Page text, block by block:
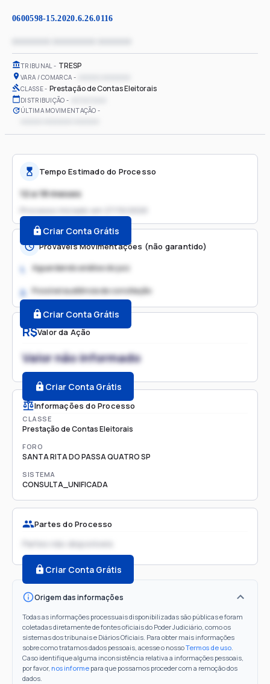
0600598-15.2020.6.26.0116
TRIBUNAL TRESP
VARA / COMARCA
CLASSE Prestação de Contas Eleitorais
DISTRIBUIÇÃO
ÚLTIMA MOVIMENTAÇÃO
R$Valor da Ação
Valor não informado
Criar Conta Grátis
Informações do Processo
CLASSE
Prestação de Contas Eleitorais
FORO
SANTA RITA DO PASSA QUATRO SP
SISTEMA
CONSULTA_UNIFICADA
Partes do Processo
Partes não disponíveis
Criar Conta Grátis
Origem das informações
Todas as informações processuais disponibilizadas são públicas e foram
coletadas diretamente de fontes oficiais do Poder Judiciário, como os
sistemas dos tribunais e Diários Oficiais. Para obter mais informações
sobre como tratamos dados pessoais, acesse o nossoTermos de uso.
Caso identifique alguma inconsistência relativa a informações pessoais,
por favor, nos informe para que possamos proceder com a remoção dos
dados.
Tempo Estimado do Processo
12 a 18 meses
Processo iniciado em
Criar Conta Grátis
Prováveis Movimentações (não garantido)
1. Aguardando análise do juiz
2. Possível audiência de conciliação
Criar Conta Grátis